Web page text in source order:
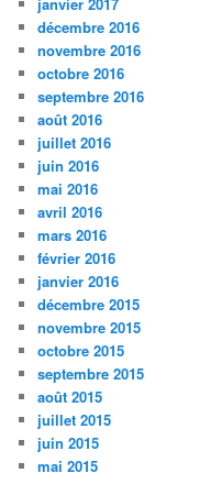
décembre 2016
novembre 2016
octobre 2016
septembre 2016
août 2016
juillet 2016
juin 2016
mai 2016
avril 2016
mars 2016
février 2016
janvier 2016
décembre 2015
novembre 2015
octobre 2015
septembre 2015
août 2015
juillet 2015
juin 2015
mai 2015